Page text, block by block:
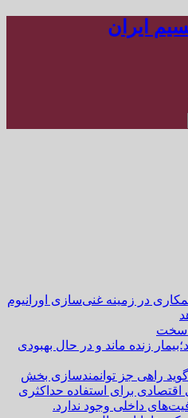
ایران
در زمینه غنی‌سازی اورانیوم
سخت
زنده ماند و در حال بهبودی
راهی جز توانمندسازی بخش
برای استفاده حداکثری
داخلی وجود ندارد.